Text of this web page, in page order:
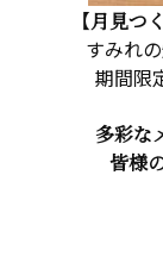
【月見つ
すみれ
期間限
多彩な
皆様